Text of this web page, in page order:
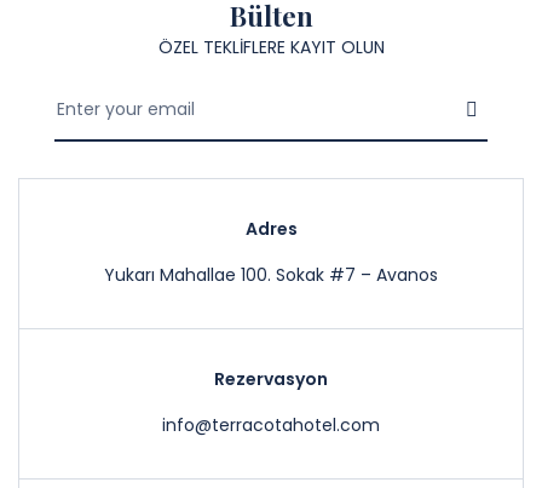
Bülten
ÖZEL TEKLİFLERE KAYIT OLUN
Adres
Yukarı Mahallae 100. Sokak #7 – Avanos
Rezervasyon
info@terracotahotel.com